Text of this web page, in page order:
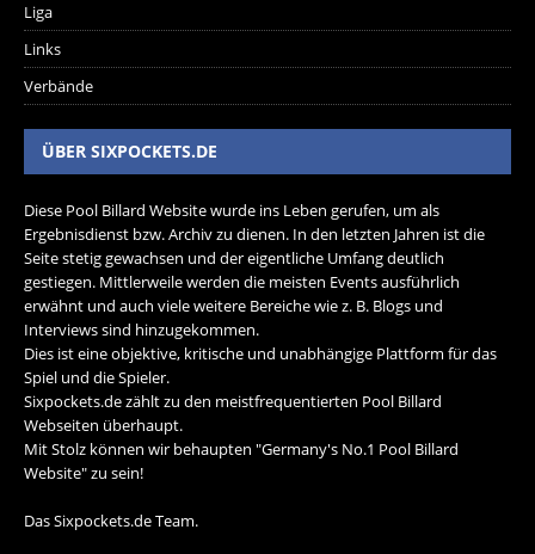
Liga
Links
Verbände
ÜBER SIXPOCKETS.DE
Diese Pool Billard Website wurde ins Leben gerufen, um als
Ergebnisdienst bzw. Archiv zu dienen. In den letzten Jahren ist die
Seite stetig gewachsen und der eigentliche Umfang deutlich
gestiegen. Mittlerweile werden die meisten Events ausführlich
erwähnt und auch viele weitere Bereiche wie z. B. Blogs und
Interviews sind hinzugekommen.
Dies ist eine objektive, kritische und unabhängige Plattform für das
Spiel und die Spieler.
Sixpockets.de zählt zu den meistfrequentierten Pool Billard
Webseiten überhaupt.
Mit Stolz können wir behaupten "Germany's No.1 Pool Billard
Website" zu sein!
Das Sixpockets.de Team.